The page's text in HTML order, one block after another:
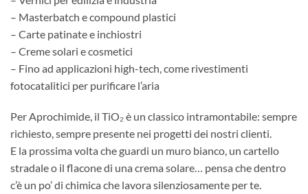
– Masterbatch e compound plastici
– Carte patinate e inchiostri
– Creme solari e cosmetici
– Fino ad applicazioni high-tech, come rivestimenti
fotocatalitici per purificare l’aria
Per Aprochimide, il TiO₂ è un classico intramontabile: sempre
richiesto, sempre presente nei progetti dei nostri clienti.
E la prossima volta che guardi un muro bianco, un cartello
stradale o il flacone di una crema solare… pensa che dentro
c’è un po’ di chimica che lavora silenziosamente per te.